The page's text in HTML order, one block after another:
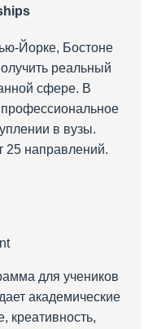
Йорке, Бостоне
реальный
сфере. В
профессиональное
в вузы.
25 направлений.
для учеников
академические
креативность,